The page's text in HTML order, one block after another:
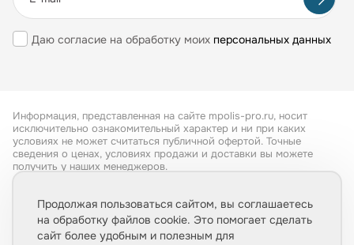
Даю согласие на обработку моих персональных данных
Информация, представленная на сайте mpolis-pro.ru, носит
исключительно ознакомительный характер и ни при каких
условиях не может считаться публичной офертой. Точные
сведения о ценах, условиях продажи и доставки вы можете
получить у наших менеджеров.
Обработка персональных данных
Продолжая пользоваться сайтом, вы соглашаетесь
на обработку файлов cookie. Это помогает сделать
сайт более удобным и полезным для